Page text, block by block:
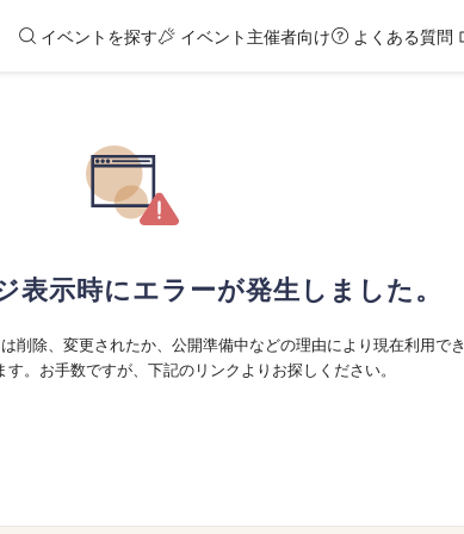
イベントを探す イベント主催者向け よくある質問
表示時にエラーが発生しました。
削除、変更されたか、公開準備中などの理由により現在利用でき
す。お手数ですが、下記のリンクよりお探しください。